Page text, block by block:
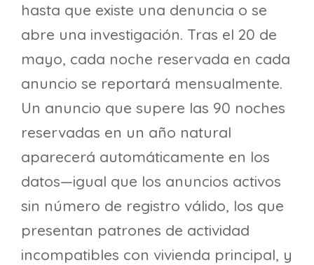
hasta que existe una denuncia o se
abre una investigación. Tras el 20 de
mayo, cada noche reservada en cada
anuncio se reportará mensualmente.
Un anuncio que supere las 90 noches
reservadas en un año natural
aparecerá automáticamente en los
datos—igual que los anuncios activos
sin número de registro válido, los que
presentan patrones de actividad
incompatibles con vivienda principal, y